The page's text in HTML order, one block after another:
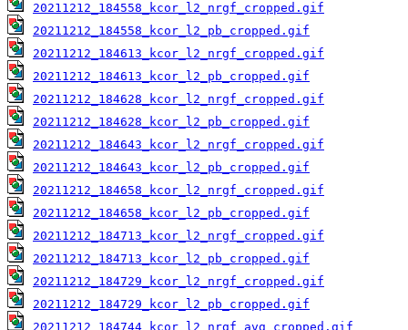
20211212_184558_kcor_l2_nrgf_cropped.gif
20211212_184558_kcor_l2_pb_cropped.gif
20211212_184613_kcor_l2_nrgf_cropped.gif
20211212_184613_kcor_l2_pb_cropped.gif
20211212_184628_kcor_l2_nrgf_cropped.gif
20211212_184628_kcor_l2_pb_cropped.gif
20211212_184643_kcor_l2_nrgf_cropped.gif
20211212_184643_kcor_l2_pb_cropped.gif
20211212_184658_kcor_l2_nrgf_cropped.gif
20211212_184658_kcor_l2_pb_cropped.gif
20211212_184713_kcor_l2_nrgf_cropped.gif
20211212_184713_kcor_l2_pb_cropped.gif
20211212_184729_kcor_l2_nrgf_cropped.gif
20211212_184729_kcor_l2_pb_cropped.gif
20211212_184744_kcor_l2_nrgf_avg_cropped.gif